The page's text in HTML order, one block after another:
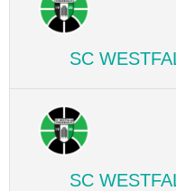
SC
SC